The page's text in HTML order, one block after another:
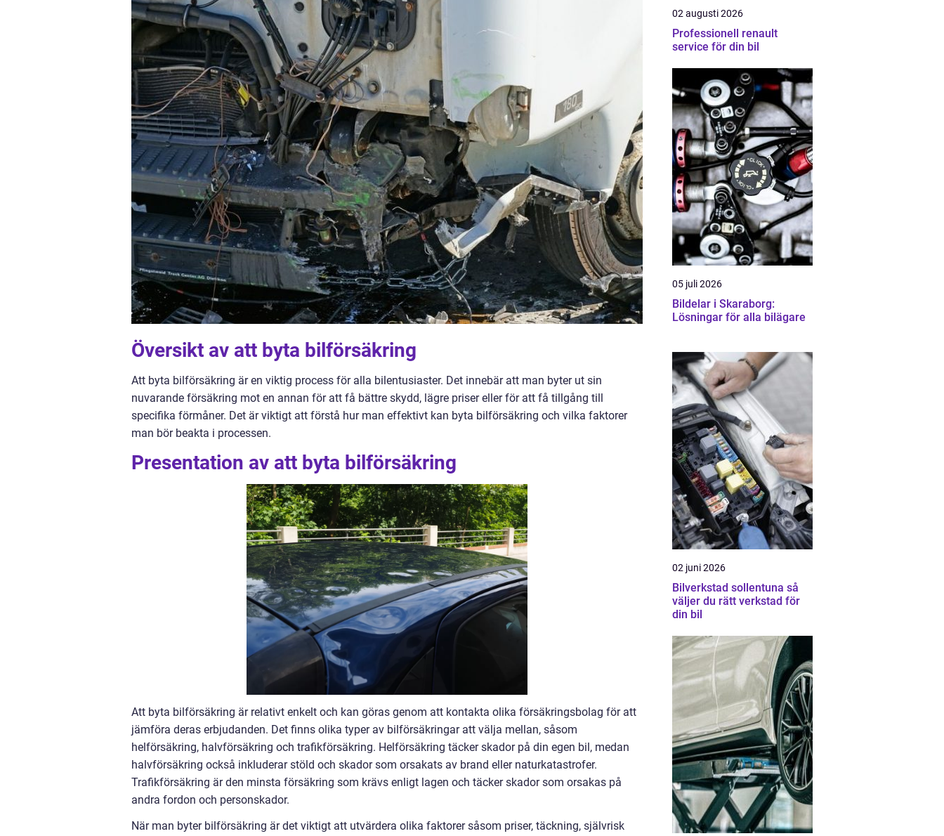
Översikt av att byta bilförsäkring
Att byta bilförsäkring är en viktig process för alla bilentusiaster. Det innebär att man byter ut sin
nuvarande försäkring mot en annan för att få bättre skydd, lägre priser eller för att få tillgång till
specifika förmåner. Det är viktigt att förstå hur man effektivt kan byta bilförsäkring och vilka faktorer
man bör beakta i processen.
Presentation av att byta bilförsäkring
Att byta bilförsäkring är relativt enkelt och kan göras genom att kontakta olika försäkringsbolag för att
jämföra deras erbjudanden. Det finns olika typer av bilförsäkringar att välja mellan, såsom
helförsäkring, halvförsäkring och trafikförsäkring. Helförsäkring täcker skador på din egen bil, medan
halvförsäkring också inkluderar stöld och skador som orsakats av brand eller naturkatastrofer.
Trafikförsäkring är den minsta försäkring som krävs enligt lagen och täcker skador som orsakas på
andra fordon och personskador.
När man byter bilförsäkring är det viktigt att utvärdera olika faktorer såsom priser, täckning, självrisk
02 augusti 2026
Professionell renault
service för din bil
05 juli 2026
Bildelar i Skaraborg:
Lösningar för alla bilägare
02 juni 2026
Bilverkstad sollentuna så
väljer du rätt verkstad för
din bil